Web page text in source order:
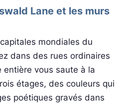
Lane et les murs
mondiales du
dans des rues ordinaires
vous saute à la
étages, des couleurs qui
poétiques gravés dans